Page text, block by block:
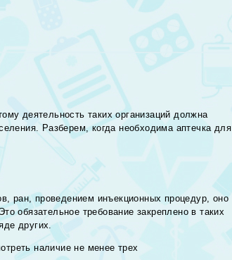
деятельность таких организаций должна
Разберем, когда необходима аптечка для
ран, проведением инъекционных процедур, оно
обязательное требование закреплено в таких
других.
наличие не менее трех